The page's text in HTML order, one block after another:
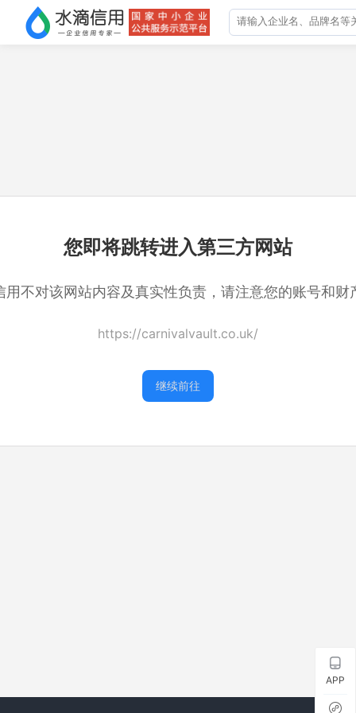
您即将跳转进入第三方网站
用不对该网站内容及真实性负责，请注意您的账号和财
https://carnivalvault.co.uk/
继续前往
APP